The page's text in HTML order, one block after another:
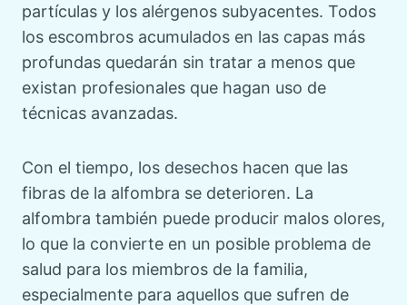
partículas y los alérgenos subyacentes. Todos
los escombros acumulados en las capas más
profundas quedarán sin tratar a menos que
existan profesionales que hagan uso de
técnicas avanzadas.
Con el tiempo, los desechos hacen que las
fibras de la alfombra se deterioren. La
alfombra también puede producir malos olores,
lo que la convierte en un posible problema de
salud para los miembros de la familia,
especialmente para aquellos que sufren de